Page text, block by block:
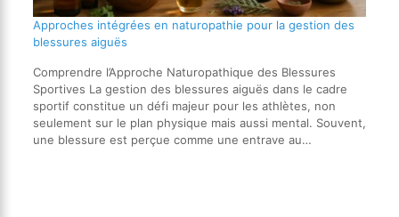
Approches intégrées en naturopathie pour la gestion des
blessures aiguës
Comprendre l’Approche Naturopathique des Blessures
Sportives La gestion des blessures aiguës dans le cadre
sportif constitue un défi majeur pour les athlètes, non
seulement sur le plan physique mais aussi mental. Souvent,
une blessure est perçue comme une entrave au…